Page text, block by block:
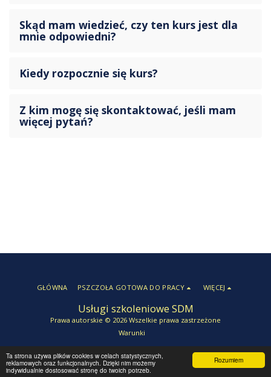
Rozumiem
Ta strona używa plików cookies w celach statystycznych,
reklamowych oraz funkcjonalnych. Dzięki nim możemy
indywidualnie dostosować stronę do twoich potrzeb.
Skąd mam wiedzieć, czy ten kurs jest dla
mnie odpowiedni?
Kiedy rozpocznie się kurs?
Z kim mogę się skontaktować, jeśli mam
więcej pytań?
Usługi szkoleniowe SDM
Prawa autorskie © 2026 Wszelkie prawa zastrzeżone
Warunki
GŁÓWNA PSZCZOŁA GOTOWA DO PRACY WIĘCEJ
SUBSKRYBUJ